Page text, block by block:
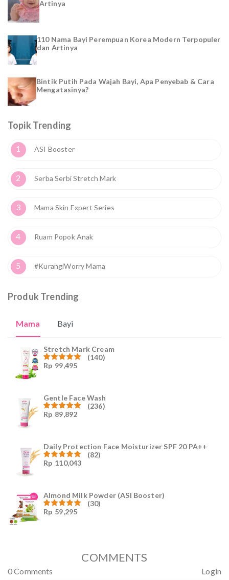
Artinya
110 Nama Bayi Perempuan Korea Modern Terpopuler
dan Artinya
Bintik Putih Pada Wajah Bayi, Apa Penyebab & Cara
Mengatasinya?
Topik Trending
1 ASI Booster
2 Serba Serbi Stretch Mark
3 Mama Skin Expert Series
4 Ruam Popok Anak
5 #KurangiWorry Mama
Produk Trending
Mama Bayi
Stretch Mark Cream
Dinilai
(140)
Rp 99,495
Gentle Face Wash
Dinilai
(236)
Rp 89,892
Daily Protection Face Moisturizer SPF 20 PA++
Dinilai
(82)
Rp 110,043
Almond Milk Powder (ASI Booster)
Dinilai5.00
(30)
Rp 59,295
COMMENTS
0 Comments Login